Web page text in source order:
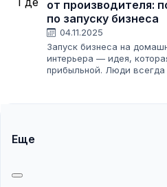
от производителя:
по запуску бизнеса
04.11.2025
Запуск бизнеса на
интерьера — идея,
прибыльной. Люди всегда
Еще